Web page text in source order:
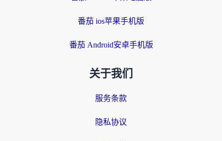
番茄 ios苹果手机版
番茄 Android安卓手机版
关于我们
服务条款
隐私协议